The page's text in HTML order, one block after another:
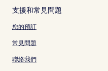
支援和常見問題
您的預訂
常見問題
聯絡我們